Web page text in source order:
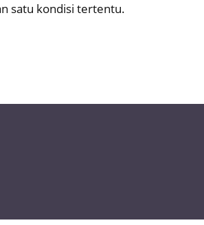
satu kondisi tertentu.